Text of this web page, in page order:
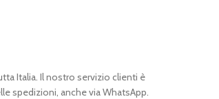
Italia. Il nostro servizio clienti è
spedizioni, anche via WhatsApp.